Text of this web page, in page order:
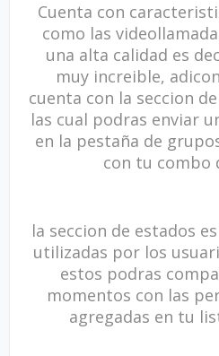
Cuenta con
como las
una alta calidad es
muy increible,
cuenta con la seccion
las cual podras enviar
en la pestaña de
con tu combo
la seccion de estados
utilizadas por los
estos podras
momentos con las
agregadas en tu